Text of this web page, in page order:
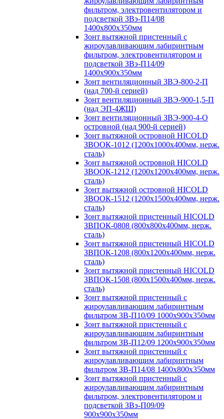
фильтром, электровентилятором и
подсветкой ЗВэ-П14/08
1400х800х350мм
Зонт вытяжной пристенный с
жироулавливающим лабиринтным
фильтром, электровентилятором и
подсветкой ЗВэ-П14/09
1400х900х350мм
Зонт вентиляционный ЗВЭ-800-2-П
(над 700-й серией)
Зонт вентиляционный ЗВЭ-900-1,5-П
(над ЭП-4ЖШ)
Зонт вентиляционный ЗВЭ-900-4-О
островной (над 900-й серией)
Зонт вытяжной островной HICOLD
ЗВООК-1012 (1200х1000х400мм, нерж.
сталь)
Зонт вытяжной островной HICOLD
ЗВООК-1212 (1200x1200x400мм, нерж.
сталь)
Зонт вытяжной островной HICOLD
ЗВООК-1512 (1200х1500х400мм, нерж.
сталь)
Зонт вытяжной пристенный HICOLD
ЗВПОК-0808 (800х800х400мм, нерж.
сталь)
Зонт вытяжной пристенный HICOLD
ЗВПОК-1208 (800х1200х400мм, нерж.
сталь)
Зонт вытяжной пристенный HICOLD
ЗВПОК-1508 (800х1500х400мм, нерж.
сталь)
Зонт вытяжной пристенный с
жироулавливающим лабиринтным
фильтром ЗВ-П10/09 1000х900х350мм
Зонт вытяжной пристенный с
жироулавливающим лабиринтным
фильтром ЗВ-П12/09 1200х900х350мм
Зонт вытяжной пристенный с
жироулавливающим лабиринтным
фильтром ЗВ-П14/08 1400х800х350мм
Зонт вытяжной пристенный с
жироулавливающим лабиринтным
фильтром, электровентилятором и
подсветкой ЗВэ-П09/09
900х900х350мм